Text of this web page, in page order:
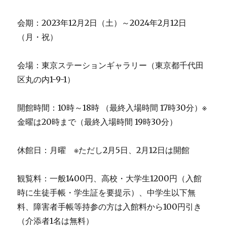
会期：2023年12月2日（土）～2024年2月12日
（月・祝）
会場：東京ステーションギャラリー（東京都千代田
区丸の内1-9-1）
開館時間：10時～18時 （最終入場時間 17時30分）※
金曜は20時まで（最終入場時間 19時30分）
休館日：月曜 ※ただし2月5日、2月12日は開館
観覧料：一般1400円、高校・大学生1200円（入館
時に生徒手帳・学生証を要提示）、中学生以下無
料、障害者手帳等持参の方は入館料から100円引き
（介添者1名は無料）